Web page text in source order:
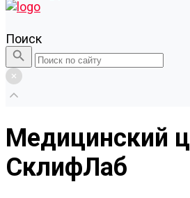
Поиск
Медицинский
СклифЛаб